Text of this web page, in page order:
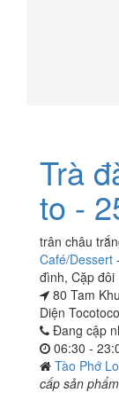
Trà
to -
trân châu
Café/Dessert -
đình, Cặp đôi
80 Tam
Diện
Đang cập
06:30 -
Tào Phớ
cấp sản